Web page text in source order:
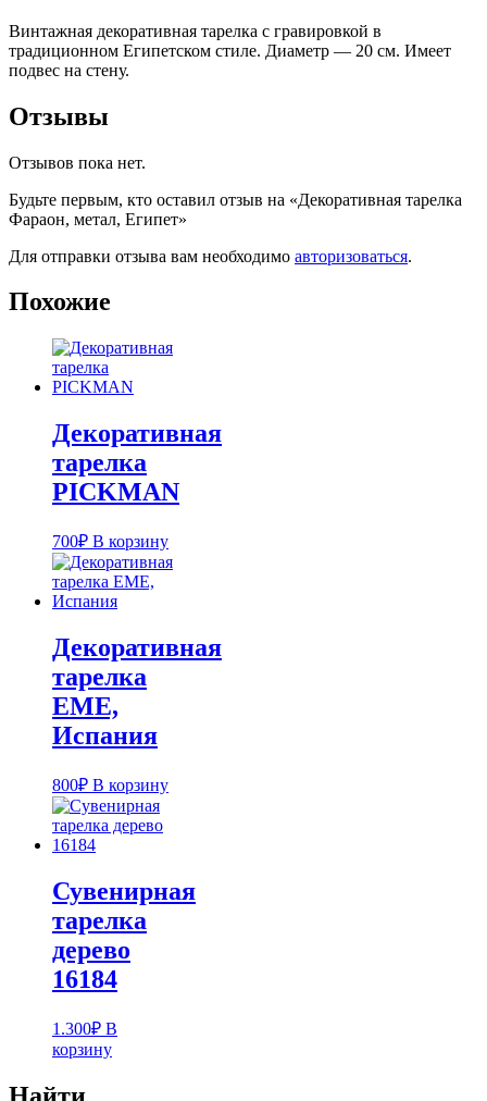
Винтажная декоративная тарелка с гравировкой в
традиционном Египетском стиле. Диаметр — 20 см. Имеет
подвес на стену.
Отзывы
Отзывов пока нет.
Будьте первым, кто оставил отзыв на «Декоративная тарелка
Фараон, метал, Египет»
Для отправки отзыва вам необходимо авторизоваться.
Похожие
Декоративная
тарелка
PICKMAN
700₽ В корзину
Декоративная
тарелка
EME,
Испания
800₽ В корзину
Сувенирная
тарелка
дерево
16184
1.300₽ В
корзину
Найти